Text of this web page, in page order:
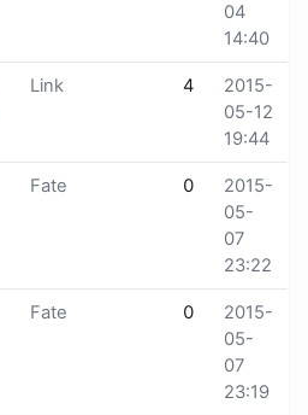
04
14:40
Link 4
2015-
05-12
19:44
Fate 0
2015-
05-
07
23:22
Fate 0
2015-
05-
07
23:19